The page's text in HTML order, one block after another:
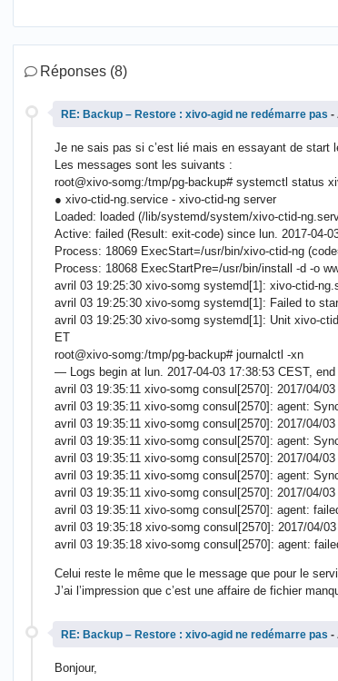
Réponses (8)
RE: Backup – Restore : xivo-agid ne redémarre pas -
Je ne sais pas si c’est lié mais en essayant de
Les messages sont les suivants :
root@xivo-somg:/tmp/pg-backup# systemctl status
● xivo-ctid-ng.service - xivo-ctid-ng server
Loaded: loaded (/lib/systemd/system/xivo-ctid-
Active: failed (Result: exit-code) since lun. 2017-04-
Process: 18069 ExecStart=/usr/bin/xivo-ctid-ng
Process: 18068 ExecStartPre=/usr/bin/install -d -o
avril 03 19:25:30 xivo-somg systemd[1]: xivo-ctid-
avril 03 19:25:30 xivo-somg systemd[1]: Failed to
avril 03 19:25:30 xivo-somg systemd[1]: Unit xivo-
ET
root@xivo-somg:/tmp/pg-backup# journalctl -xn
— Logs begin at lun. 2017-04-03 17:38:53 CEST,
avril 03 19:35:11 xivo-somg consul[2570]: 2017/04/
avril 03 19:35:11 xivo-somg consul[2570]: agent:
avril 03 19:35:11 xivo-somg consul[2570]: 2017/04/
avril 03 19:35:11 xivo-somg consul[2570]: agent:
avril 03 19:35:11 xivo-somg consul[2570]: 2017/04/
avril 03 19:35:11 xivo-somg consul[2570]: agent:
avril 03 19:35:11 xivo-somg consul[2570]: 2017/04/
avril 03 19:35:11 xivo-somg consul[2570]: agent:
avril 03 19:35:18 xivo-somg consul[2570]: 2017/04/
avril 03 19:35:18 xivo-somg consul[2570]: agent:
Celui reste le même que le message que pour le
J’ai l’impression que c’est une affaire de fichier
RE: Backup – Restore : xivo-agid ne redémarre pas -
Bonjour,